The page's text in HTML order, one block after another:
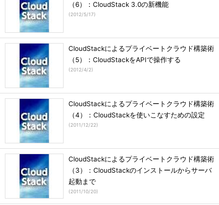
（6）：CloudStack 3.0の新機能
(2012/5/17)
CloudStackによるプライベートクラウド構築術
（5）：CloudStackをAPIで操作する
(2012/4/2)
CloudStackによるプライベートクラウド構築術
（4）：CloudStackを使いこなすための設定
(2011/12/22)
CloudStackによるプライベートクラウド構築術
（3）：CloudStackのインストールからサーバ
起動まで
(2011/10/20)